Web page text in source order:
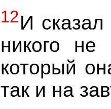
12И
никого
который
так и на